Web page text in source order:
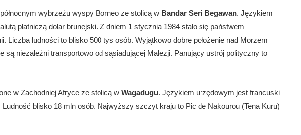
wybrzeżu wyspy Borneo ze stolicą w Bandar Seri Begawan. Językiem
płatniczą dolar brunejski. Z dniem 1 stycznia 1984 stało się państwem
Liczba ludności to blisko 500 tys osób. Wyjątkowo dobre położenie nad Morzem
są niezależni transportowo od sąsiadującej Malezji. Panujący ustrój polityczny to
w Zachodniej Afryce ze stolicą w Wagadugu. Językiem urzędowym jest francuski
Ludność blisko 18 mln osób. Najwyższy szczyt kraju to Pic de Nakourou (Tena Kuru)